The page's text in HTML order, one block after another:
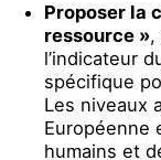
Proposer la
ressource »,
l’indicateur
spécifique
Les niveaux
Européenne
humains et